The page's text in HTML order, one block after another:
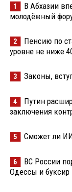
1
В Абхазии
молодёжный
2
Пенсию по
уровне не ниже
3 Законы,
4
Путин
заключения
5 Сможет ли
6
ВС России
Одессы и буксир